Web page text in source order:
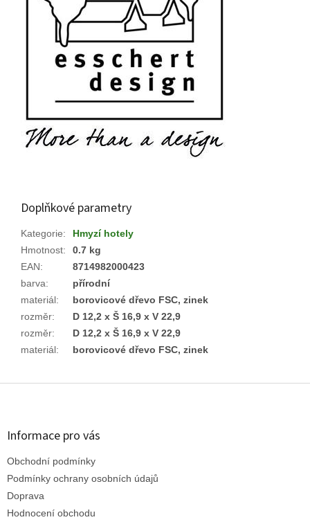
Doplňkové parametry
Kategorie:
Hmyzí hotely
Hmotnost:
0.7 kg
EAN:
8714982000423
barva:
přírodní
materiál:
borovicové dřevo FSC, zinek
rozměr:
D 12,2 x Š 16,9 x V 22,9
rozměr:
D 12,2 x Š 16,9 x V 22,9
materiál: borovicové dřevo FSC, zinek
Z
Informace pro vás
Obchodní podmínky
Podmínky ochrany osobních údajů
Doprava
Hodnocení obchodu